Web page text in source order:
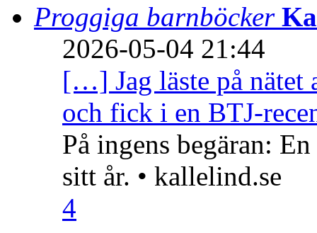
Proggiga barnböcker
2026-05-04 21:44
[…] Jag läste på nätet
och fick i en BTJ-
På ingens begäran:
sitt år. • kallelind.se
4